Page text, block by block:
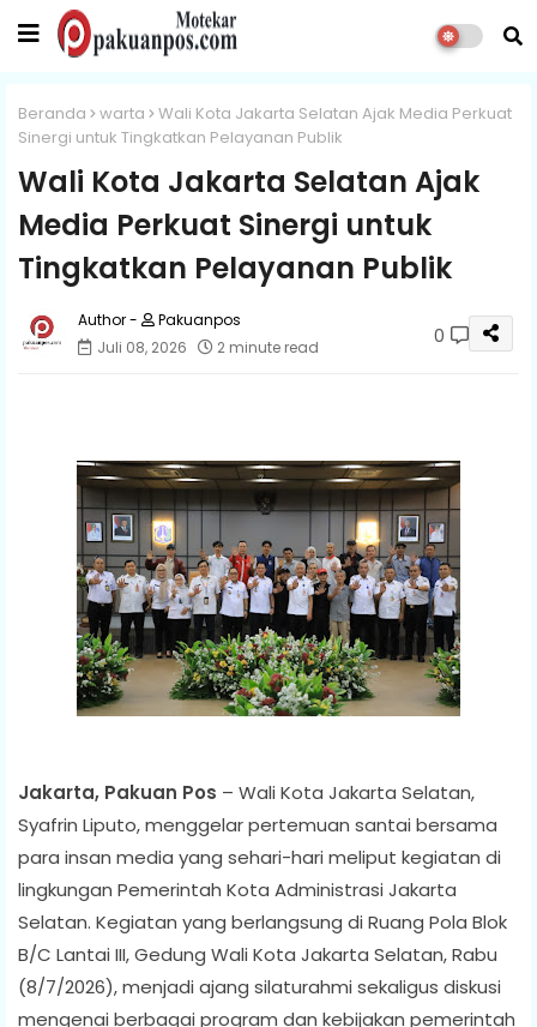
Beranda warta
Wali Kota Jakarta Selatan Ajak Media Perkuat
Sinergi untuk Tingkatkan Pelayanan Publik
Wali Kota Jakarta Selatan Ajak
Media Perkuat Sinergi untuk
Tingkatkan Pelayanan Publik
Pakuanpos
Juli 08, 2026
2 minute read 0
Jakarta, Pakuan Pos – Wali Kota Jakarta Selatan,
Syafrin Liputo, menggelar pertemuan santai bersama
para insan media yang sehari-hari meliput kegiatan di
lingkungan Pemerintah Kota Administrasi Jakarta
Selatan. Kegiatan yang berlangsung di Ruang Pola Blok
B/C Lantai III, Gedung Wali Kota Jakarta Selatan, Rabu
(8/7/2026), menjadi ajang silaturahmi sekaligus diskusi
mengenai berbagai program dan kebijakan pemerintah